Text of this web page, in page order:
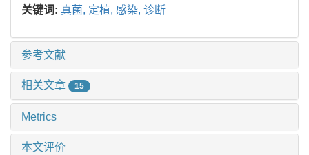
关键词: 真菌, 定植, 感染, 诊断
参考文献
相关文章 15
Metrics
本文评价